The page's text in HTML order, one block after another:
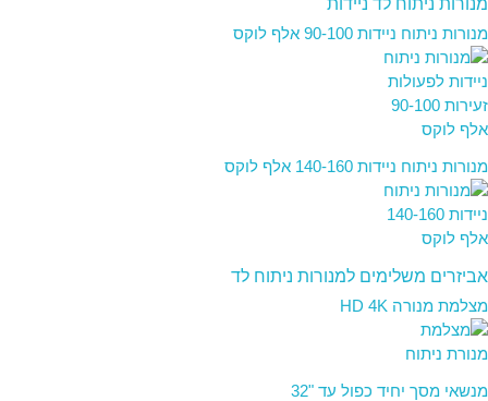
מנורות ניתוח לד ניידות
מנורות ניתוח ניידות 90-100 אלף לוקס
מנורות ניתוח ניידות 140-160 אלף לוקס
אביזרים משלימים למנורות ניתוח לד
מצלמת מנורה HD 4K
מנשאי מסך יחיד כפול עד "32